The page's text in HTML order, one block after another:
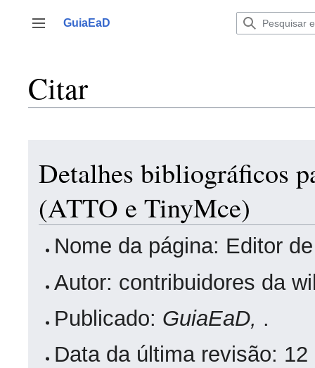
para
Alternar barra lateral
GuiaEaD
Citar
Detalhes bibliográficos
(ATTO e TinyMce)
Nome da página: Editor
Autor: contribuidores da
Publicado: GuiaEaD, .
Data da última revisão: